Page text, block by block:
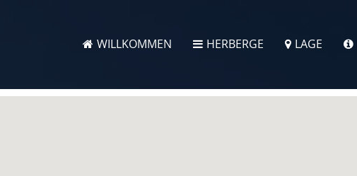
WILLKOMMEN HERBERGE LAGE